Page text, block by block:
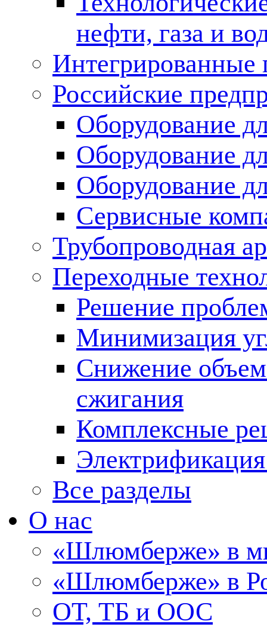
нефти, газа и
Российские
Оборудование
Оборудование
Оборудование
Сервисные
Трубопроводная
Переходные
Решение
Минимизация
Снижение
сжигания
Комплексные
Все разделы
О нас
«Шлюмберже» в
«Шлюмберже» в
ОТ, ТБ и ООС